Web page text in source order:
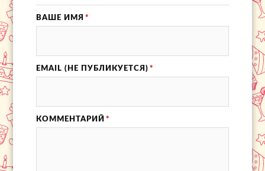
ВАШЕ ИМЯ *
EMAIL (НЕ ПУБЛИКУЕТСЯ) *
КОММЕНТАРИЙ *